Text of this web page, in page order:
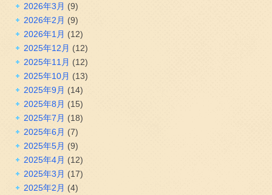
2026年3月 (9)
2026年2月 (9)
2026年1月 (12)
2025年12月 (12)
2025年11月 (12)
2025年10月 (13)
2025年9月 (14)
2025年8月 (15)
2025年7月 (18)
2025年6月 (7)
2025年5月 (9)
2025年4月 (12)
2025年3月 (17)
2025年2月 (4)